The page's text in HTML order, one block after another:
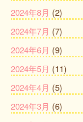
2024年8月 (2)
2024年7月 (7)
2024年6月 (9)
2024年5月 (11)
2024年4月 (5)
2024年3月 (6)